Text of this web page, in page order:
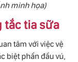
minh họa)
tắc tia sữa
tâm với việc vệ
biệt phần đầu vú,